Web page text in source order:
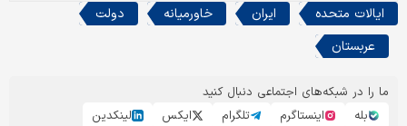
ایالات متحده ایران خاورمیانه
دولت
عربستان
ما را در شبکه‌های اجتماعی دنبال کنید
بله
اینستاگرم تلگرام ایکس لینکدین